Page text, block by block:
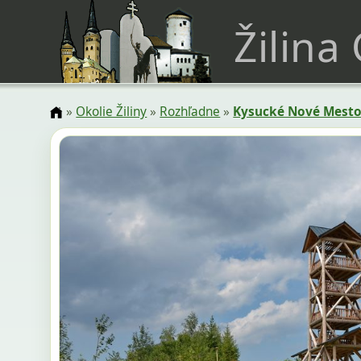
Žilina
» Okolie Žiliny» Rozhľadne » Kysucké Nové